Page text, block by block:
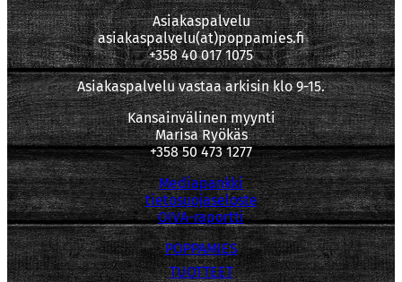
Asiakaspalvelu
asiakaspalvelu(at)poppamies.fi
+358 40 017 1075
Asiakaspalvelu vastaa arkisin klo 9-15.
Kansainvälinen myynti
Marisa Ryökäs
+358 50 473 1277
Mediapankki
tietosuojaseloste
OIVA-raportti
POPPAMIES
TUOTTEET